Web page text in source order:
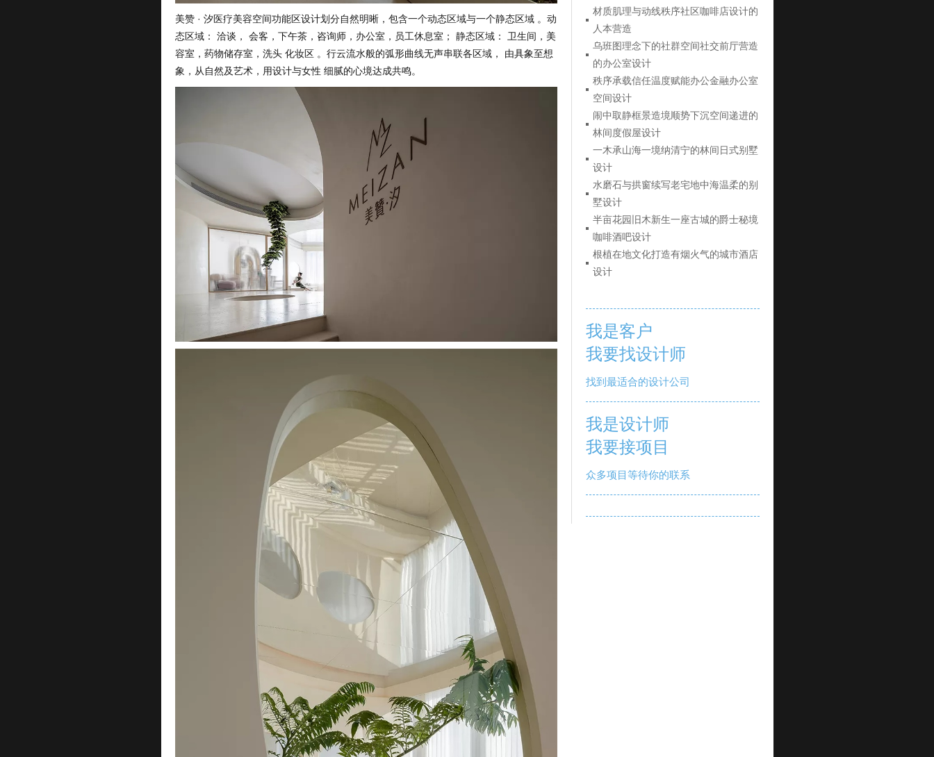
美赞 · 汐医疗美容空间功能区设计划分自然明晰，包含一个动态区域与一个静态区域 。动
态区域： 洽谈， 会客，下午茶，咨询师，办公室，员工休息室； 静态区域： 卫生间，美
容室，药物储存室，洗头 化妆区 。行云流水般的弧形曲线无声串联各区域， 由具象至想
象，从自然及艺术，用设计与女性 细腻的心境达成共鸣。
材质肌理与动线秩序社区咖啡店设计的
人本营造
乌班图理念下的社群空间社交前厅营造
的办公室设计
秩序承载信任温度赋能办公金融办公室
空间设计
闹中取静框景造境顺势下沉空间递进的
林间度假屋设计
一木承山海一境纳清宁的林间日式别墅
设计
水磨石与拱窗续写老宅地中海温柔的别
墅设计
半亩花园旧木新生一座古城的爵士秘境
咖啡酒吧设计
根植在地文化打造有烟火气的城市酒店
设计
我是客户
我要找设计师
找到最适合的设计公司
我是设计师
我要接项目
众多项目等待你的联系